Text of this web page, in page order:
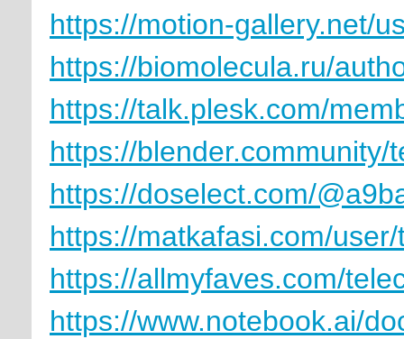
https://motion-gallery.net/
https://biomolecula.ru/
https://talk.plesk.com/
https://blender.community/
https://doselect.com/
https://matkafasi.com/
https://allmyfaves.com/
https://www.notebook.ai/